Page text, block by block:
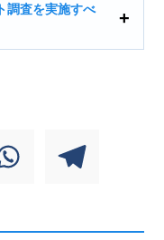
調査を実施すべ